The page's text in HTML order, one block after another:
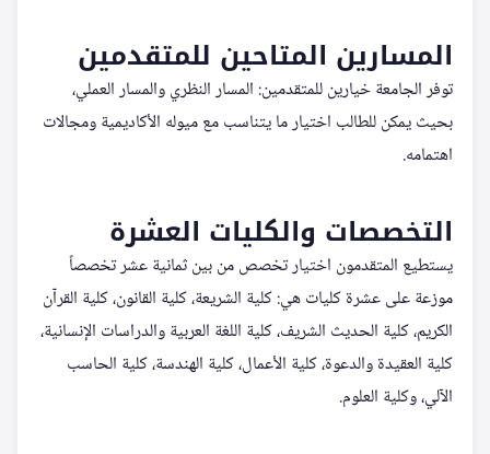
المسارين المتاحين للمتقدمين
توفر الجامعة خيارين للمتقدمين: المسار النظري والمسار العملي،
بحيث يمكن للطالب اختيار ما يتناسب مع ميوله الأكاديمية ومجالات
اهتمامه.
التخصصات والكليات العشرة
يستطيع المتقدمون اختيار تخصص من بين ثمانية عشر تخصصاً
موزعة على عشرة كليات هي: كلية الشريعة، كلية القانون، كلية القرآن
الكريم، كلية الحديث الشريف، كلية اللغة العربية والدراسات الإنسانية،
كلية العقيدة والدعوة، كلية الأعمال، كلية الهندسة، كلية الحاسب
الآلي، وكلية العلوم.